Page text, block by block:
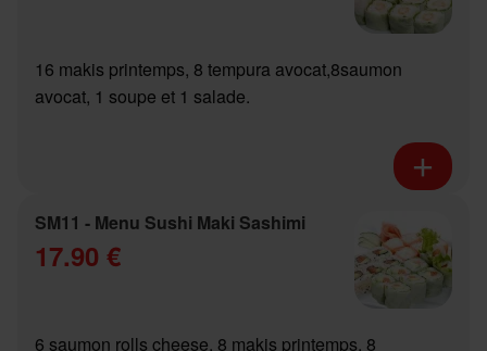
16 makis printemps, 8 tempura avocat,8saumon
avocat, 1 soupe et 1 salade.
SM11 - Menu Sushi Maki Sashimi
17.90 €
6 saumon rolls cheese, 8 makis printemps, 8